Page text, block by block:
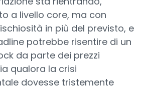
a livello core, ma con
in più del previsto, e
potrebbe risentire di un
da parte dei prezzi
qualora la crisi
dovesse tristemente